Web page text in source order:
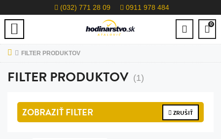
(032) 771 28 09 0911 978 484
0
FILTER PRODUKTOV
FILTER PRODUKTOV (1)
ZOBRAZIŤFILTER ZRUŠIŤ